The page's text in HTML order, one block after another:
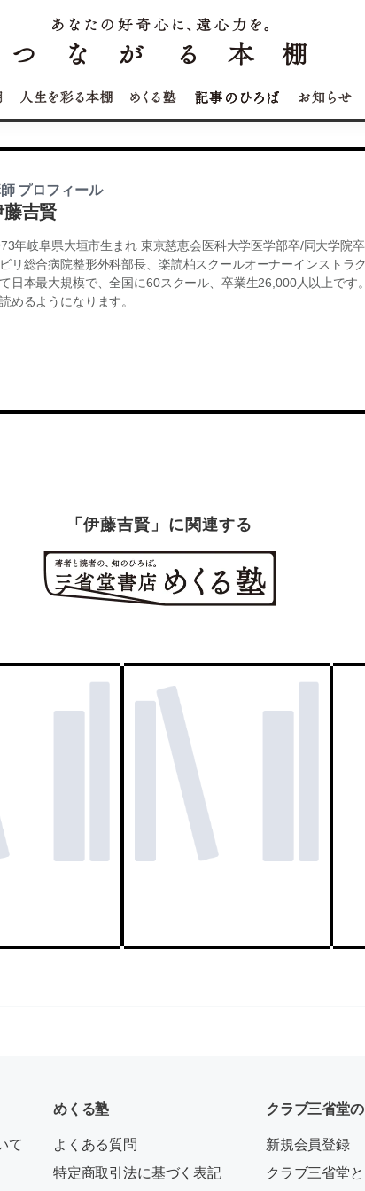
プロフィール
藤吉賢
年岐阜県大垣市生まれ 東京慈恵会医科大学医学部卒/同大学院
リ総合病院整形外科部長、楽読柏スクールオーナーインストラ
日本最大規模で、全国に60スクール、卒業生26,000人以上です
めるようになります。
「伊藤吉賢」に関連する
て
めくる塾
よくある質問
特定商取引法に基づく表記
クラブ三省堂
新規会員登録
クラブ三省堂